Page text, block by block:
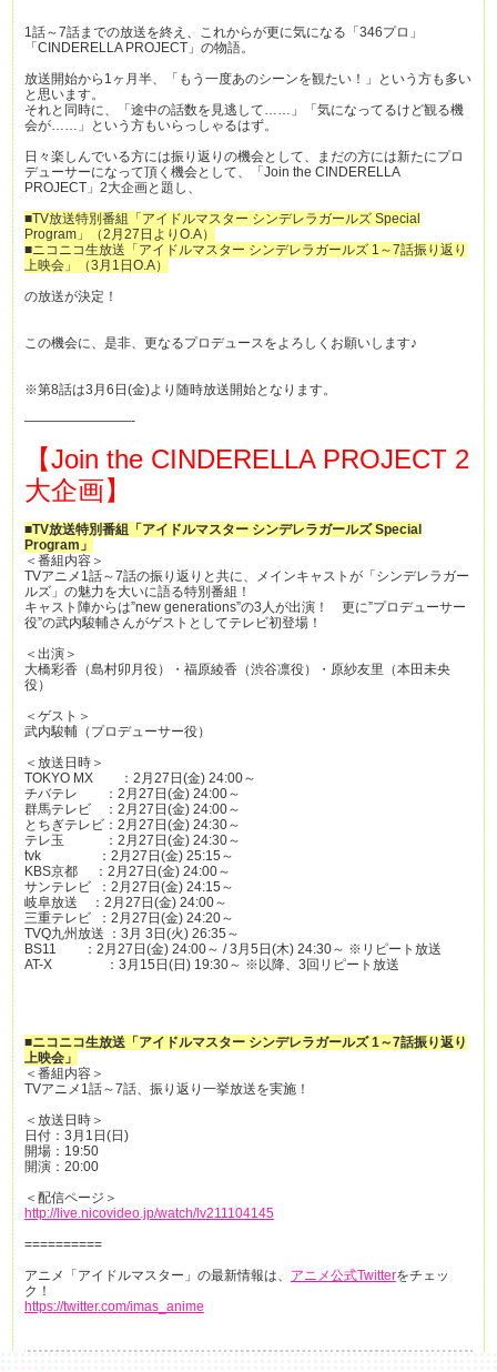
1話～7話までの放送を終え、これからが更に気になる「346プロ」
「CINDERELLA PROJECT」の物語。
放送開始から1ヶ月半、「もう一度あのシーンを観たい！」という方も多い
と思います。
それと同時に、「途中の話数を見逃して……」「気になってるけど観る機
会が……」という方もいらっしゃるはず。
日々楽しんでいる方には振り返りの機会として、まだの方には新たにプロ
デューサーになって頂く機会として、「Join the CINDERELLA
PROJECT」2大企画と題し、
■TV放送特別番組「アイドルマスター シンデレラガールズ Special
Program」（2月27日よりO.A）
■ニコニコ生放送「アイドルマスター シンデレラガールズ 1～7話振り返り
上映会」（3月1日O.A）
の放送が決定！
この機会に、是非、更なるプロデュースをよろしくお願いします♪
※第8話は3月6日(金)より随時放送開始となります。
————————-
【Join the CINDERELLA PROJECT 2
大企画】
■TV放送特別番組「アイドルマスター シンデレラガールズ Special
Program」
＜番組内容＞
TVアニメ1話～7話の振り返りと共に、メインキャストが「シンデレラガー
ルズ」の魅力を大いに語る特別番組！
キャスト陣からは”new generations”の3人が出演！ 更に”プロデューサー
役”の武内駿輔さんがゲストとしてテレビ初登場！
＜出演＞
大橋彩香（島村卯月役）・福原綾香（渋谷凛役）・原紗友里（本田未央
役）
＜ゲスト＞
武内駿輔（プロデューサー役）
＜放送日時＞
TOKYO MX ：2月27日(金) 24:00～
チバテレ ：2月27日(金) 24:00～
群馬テレビ ：2月27日(金) 24:00～
とちぎテレビ：2月27日(金) 24:30～
テレ玉 ：2月27日(金) 24:30～
tvk ：2月27日(金) 25:15～
KBS京都 ：2月27日(金) 24:00～
サンテレビ ：2月27日(金) 24:15～
岐阜放送 ：2月27日(金) 24:00～
三重テレビ ：2月27日(金) 24:20～
TVQ九州放送 ：3月 3日(火) 26:35～
BS11 ：2月27日(金) 24:00～ / 3月5日(木) 24:30～ ※リピート放送
AT-X ：3月15日(日) 19:30～ ※以降、3回リピート放送
■ニコニコ生放送「アイドルマスター シンデレラガールズ 1～7話振り返り
上映会」
＜番組内容＞
TVアニメ1話～7話、振り返り一挙放送を実施！
＜放送日時＞
日付：3月1日(日)
開場：19:50
開演：20:00
＜配信ページ＞
http://live.nicovideo.jp/watch/lv211104145
==========
アニメ「アイドルマスター」の最新情報は、 アニメ公式Twitterをチェッ
ク！
https://twitter.com/imas_anime